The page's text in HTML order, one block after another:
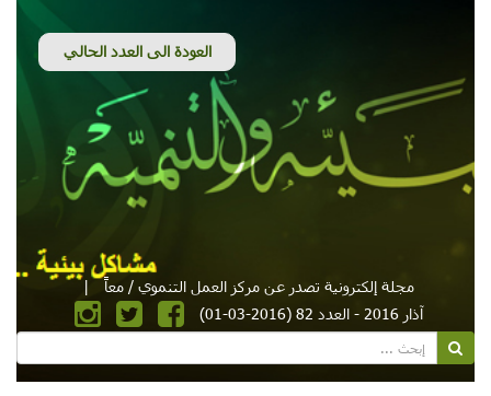
مجلة إلكترونية تصدر عن مركز العمل التنموي / معاً
|
آذار 2016 - العدد 82 (2016-03-01)